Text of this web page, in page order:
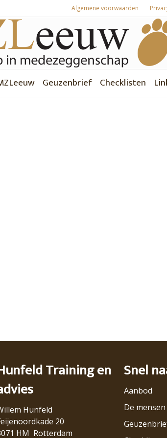
Algemene voorwaarden
Geuzenbrief Checklisten
Training en
Hunfeld
20
HM Rotterdam
Snel
Aanbod
De